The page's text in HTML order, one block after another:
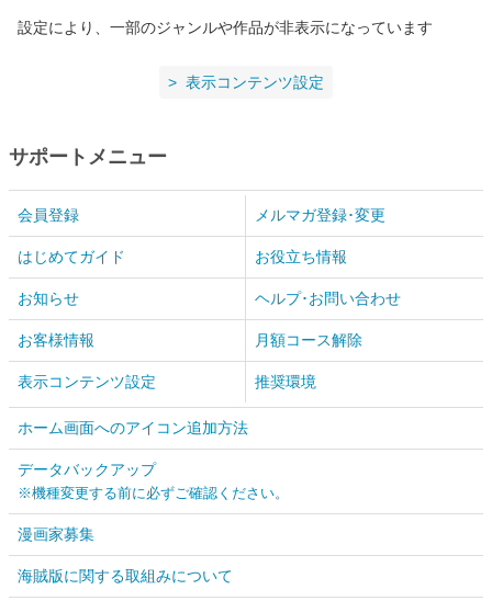
設定により、一部のジャンルや作品が非表示になっています
表示コンテンツ設定
サポートメニュー
会員登録 メルマガ登録･変更
はじめてガイド お役立ち情報
お知らせ ヘルプ･お問い合わせ
お客様情報 月額コース解除
表示コンテンツ設定 推奨環境
ホーム画面へのアイコン追加方法
データバックアップ
※機種変更する前に必ずご確認ください。
漫画家募集
海賊版に関する取組みについて